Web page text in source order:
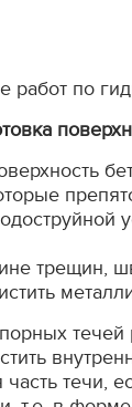
работ по
трещин,
часть течи,